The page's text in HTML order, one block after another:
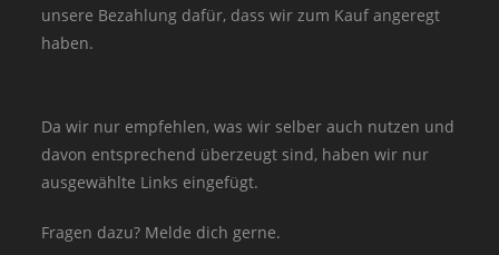
unsere Bezahlung dafür, dass wir zum Kauf angeregt
haben.
Da wir nur empfehlen, was wir selber auch nutzen und
davon entsprechend überzeugt sind, haben wir nur
ausgewählte Links eingefügt.
Fragen dazu? Melde dich gerne.